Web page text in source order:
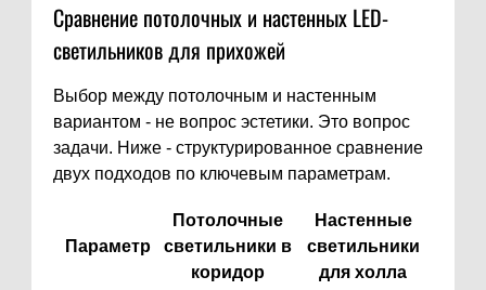
Сравнение потолочных и настенных LED-
светильников для прихожей
Выбор между потолочным и настенным
вариантом - не вопрос эстетики. Это вопрос
задачи. Ниже - структурированное сравнение
двух подходов по ключевым параметрам.
Параметр
Потолочные
светильники в
коридор
Настенные
светильники
для холла